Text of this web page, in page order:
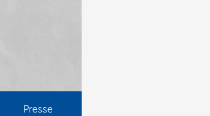
Presse